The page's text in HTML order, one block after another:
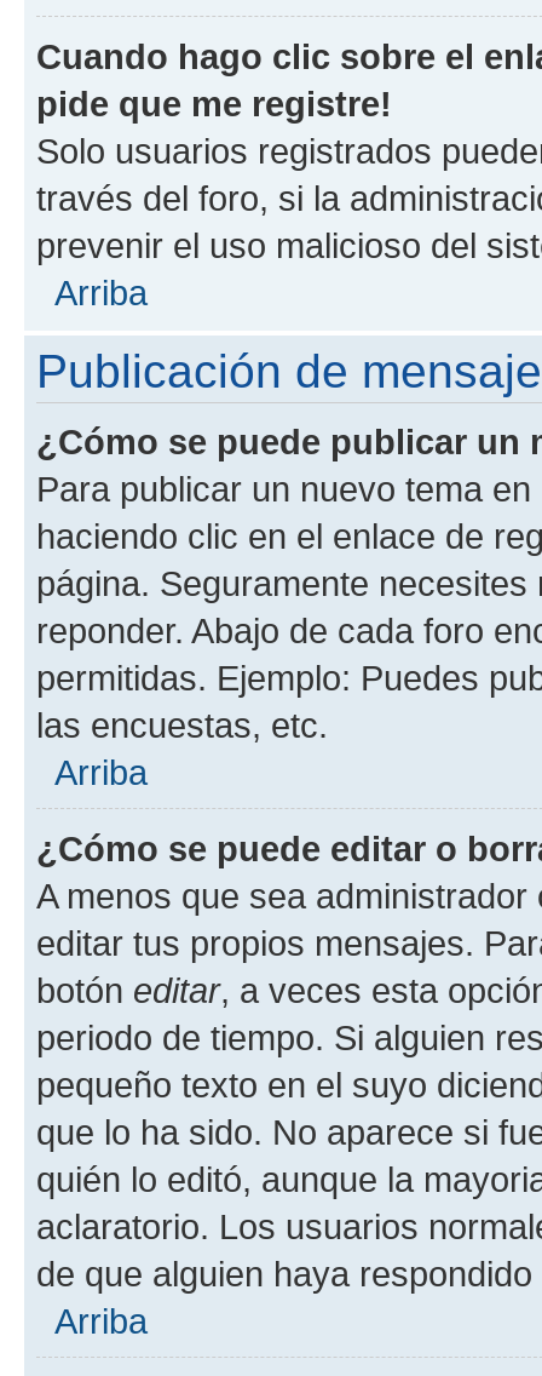
Cuando hago clic sobre el
pide que me registre!
Solo usuarios registrados
través del foro, si la
prevenir el uso malicioso del
Arriba
Publicación de
¿Cómo se puede publicar un
Para publicar un nuevo tema
haciendo clic en el enlace de
página. Seguramente
reponder. Abajo de cada foro
permitidas. Ejemplo: Puedes
las encuestas, etc.
Arriba
¿Cómo se puede editar o
A menos que sea
editar tus propios mensajes.
botón editar, a veces esta
periodo de tiempo. Si alguien
pequeño texto en el suyo
que lo ha sido. No aparece si
quién lo editó, aunque la
aclaratorio. Los usuarios
de que alguien haya
Arriba